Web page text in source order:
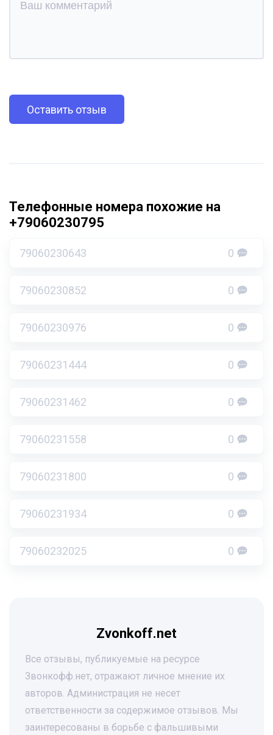
Оставить отзыв
Телефонные номера похожие на
+79060230795
79060230643 0
79060230852 0
79060230976 0
79060231444 0
79060231462 0
79060231558 0
79060231800 0
79060231934 0
79060232025 0
Zvonkoff.net
Все отзывы, публикуемые на ресурсе
Звонкофф.нет, отражают личное мнение их
авторов. Администрация не несет
ответственности за содержимое отзывов. Мы
заинтересованы в борьбе с фальшивыми